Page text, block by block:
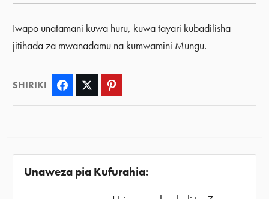
Iwapo unatamani kuwa huru, kuwa tayari kubadilisha
jitihada za mwanadamu na kumwamini Mungu.
SHIRIKI Facebook Twitter
Unaweza pia Kufurahia: